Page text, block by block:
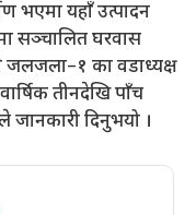
भएमा यहाँ उत्पादन
सञ्चालित घरवास
का वडाध्यक्ष
तीनदेखि पाँच
जानकारी दिनुभयो ।